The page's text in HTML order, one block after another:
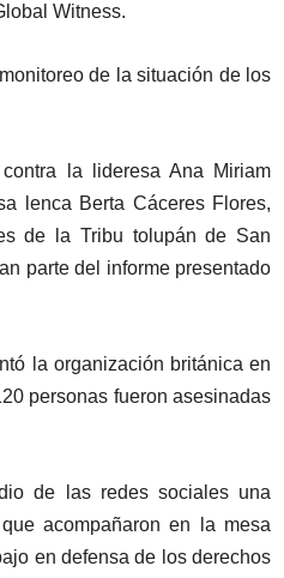
Witness.
de la situación de los
la lideresa Ana Miriam
lenca Berta Cáceres Flores,
de la Tribu tolupán de San
parte del informe presentado
la organización británica en
personas fueron asesinadas
de las redes sociales una
acompañaron en la mesa
en defensa de los derechos